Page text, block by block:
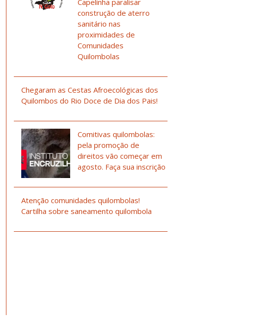
Capelinha paralisar
construção de aterro
sanitário nas
proximidades de
Comunidades
Quilombolas
Chegaram as Cestas Afroecológicas dos
Quilombos do Rio Doce de Dia dos Pais!
Comitivas quilombolas:
pela promoção de
direitos vão começar em
agosto. Faça sua inscrição
Atenção comunidades quilombolas!
Cartilha sobre saneamento quilombola